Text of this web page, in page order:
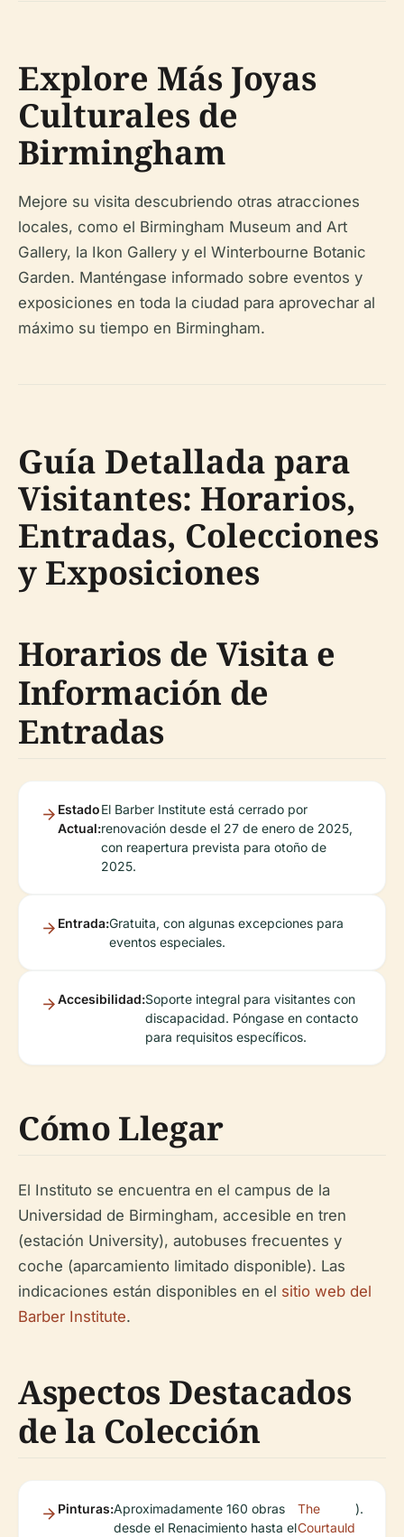
Explore Más Joyas
Culturales de
Birmingham
Mejore su visita descubriendo otras atracciones
locales, como el Birmingham Museum and Art
Gallery, la Ikon Gallery y el Winterbourne Botanic
Garden. Manténgase informado sobre eventos y
exposiciones en toda la ciudad para aprovechar al
máximo su tiempo en Birmingham.
Guía Detallada para
Visitantes: Horarios,
Entradas, Colecciones
y Exposiciones
Horarios de Visita e
Información de
Entradas
Estado
Actual:
El Barber Institute está cerrado por
renovación desde el 27 de enero de 2025,
con reapertura prevista para otoño de
2025.
Entrada:Gratuita, con algunas excepciones para
eventos especiales.
Accesibilidad:Soporte integral para visitantes con
discapacidad. Póngase en contacto
para requisitos específicos.
Cómo Llegar
El Instituto se encuentra en el campus de la
Universidad de Birmingham, accesible en tren
(estación University), autobuses frecuentes y
coche (aparcamiento limitado disponible). Las
indicaciones están disponibles en el sitio web del
Barber Institute.
Aspectos Destacados
de la Colección
Pinturas:Aproximadamente 160 obras
desde el Renacimiento hasta el
The
Courtauld
).